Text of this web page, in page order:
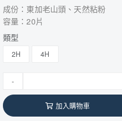
成份：東加老山頭、天然粘粉
容量：20片
類型
2H 4H
-
加入購物車